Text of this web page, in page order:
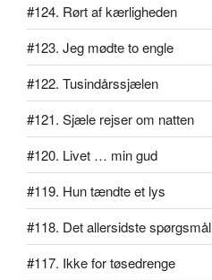
#124. Rørt af kærligheden
#123. Jeg mødte to engle
#122. Tusindårssjælen
#121. Sjæle rejser om natten
#120. Livet … min gud
#119. Hun tændte et lys
#118. Det allersidste spørgsmål
#117. Ikke for tøsedrenge